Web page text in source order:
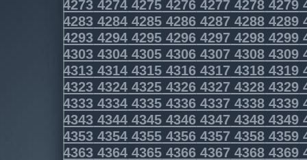
4273 4274 4275 4276 4277 4278 4279
4283 4284 4285 4286 4287 4288 4289
4293 4294 4295 4296 4297 4298 4299
4303 4304 4305 4306 4307 4308 4309
4313 4314 4315 4316 4317 4318 4319
4323 4324 4325 4326 4327 4328 4329
4333 4334 4335 4336 4337 4338 4339
4343 4344 4345 4346 4347 4348 4349
4353 4354 4355 4356 4357 4358 4359
4363 4364 4365 4366 4367 4368 4369